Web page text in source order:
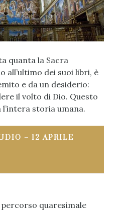
quanta la Sacra
all’ultimo dei suoi libri, è
e da un desiderio:
il volto di Dio. Questo
storia umana.
– 12 APRILE
quaresimale